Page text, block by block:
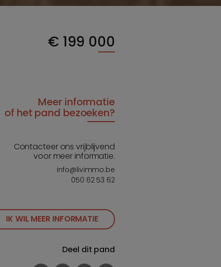
€ 199 000
Meer informatie
of het pand bezoeken?
Contacteer ons vrijblijvend
voor meer informatie.
info@livimmo.be
050 62 53 62
IK WIL MEER INFORMATIE
Deel dit pand